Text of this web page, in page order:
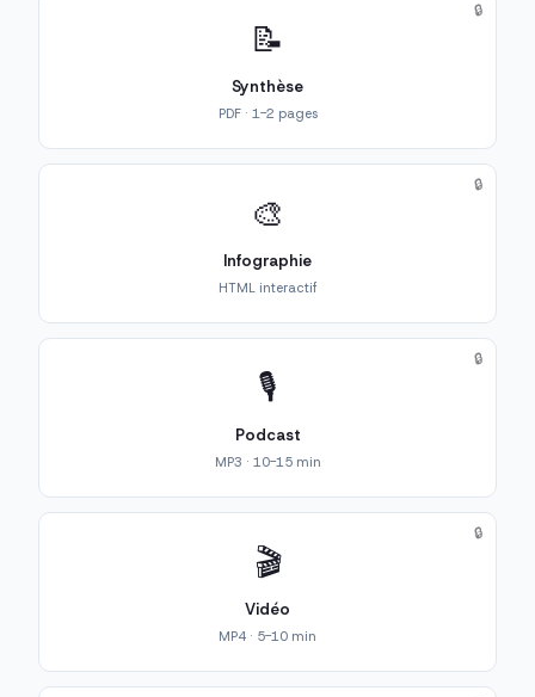
📝
Synthèse
PDF · 1-2 pages
🔒
🎨
Infographie
HTML interactif
🔒
🎙️
Podcast
MP3 · 10-15 min
🔒
🎬
Vidéo
MP4 · 5-10 min
🔒